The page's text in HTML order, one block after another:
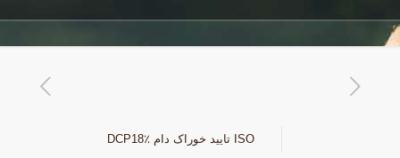
ISO تایید خوراک دام DCP18٪